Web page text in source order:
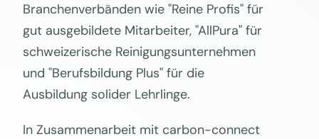
Branchenverbänden wie "Reine Profis" für
gut ausgebildete Mitarbeiter, "AllPura" für
schweizerische Reinigungsunternehmen
und "Berufsbildung Plus" für die
Ausbildung solider Lehrlinge.
In Zusammenarbeit mit carbon-connect